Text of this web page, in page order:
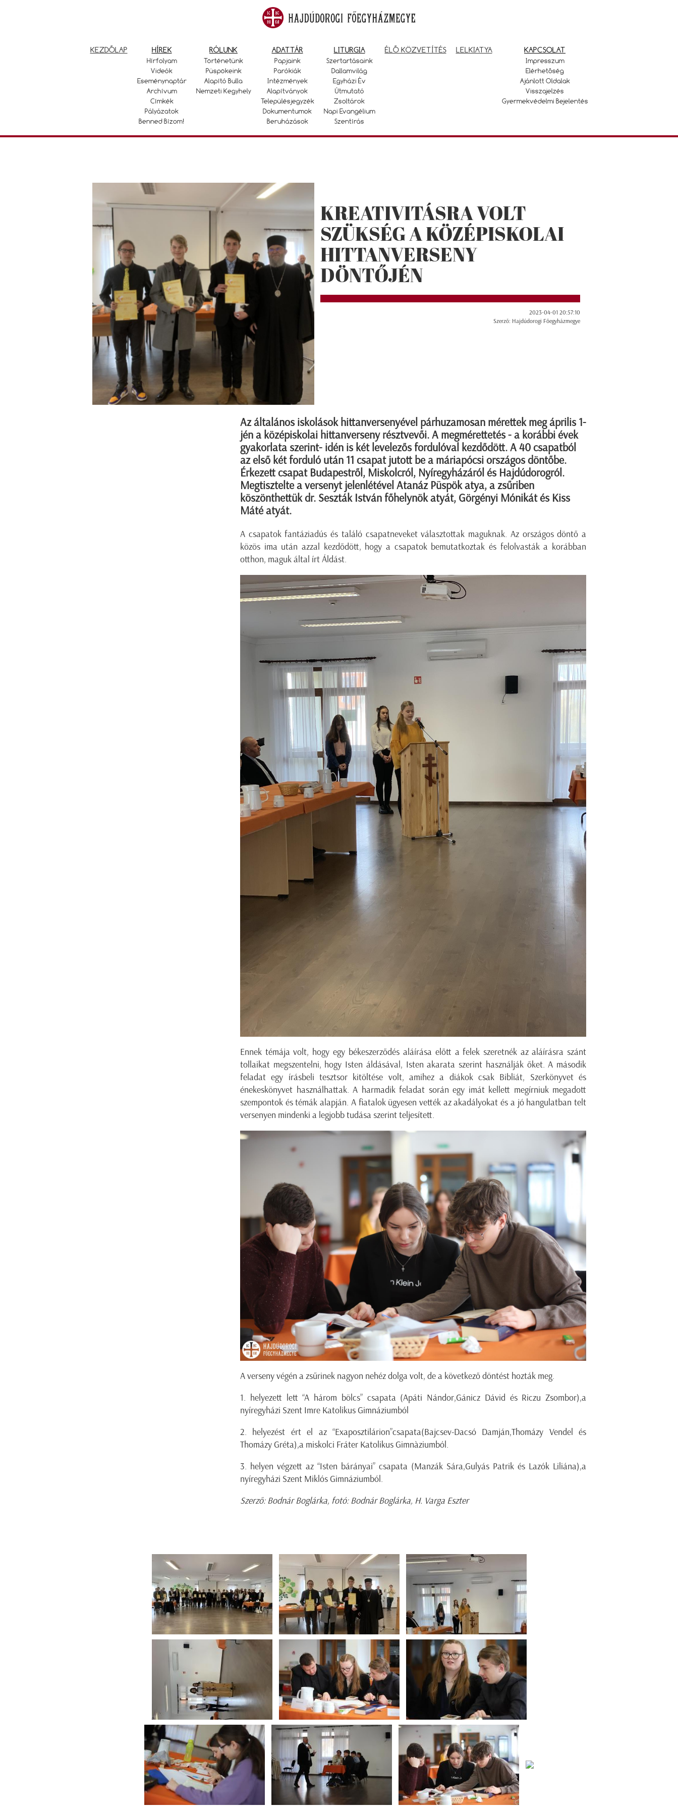
KEZDŐLAP HÍREK
Hírfolyam
Videók
Eseménynaptár
Archívum
Címkék
Pályázatok
Benned Bízom!
RÓLUNK
Történetünk
Püspökeink
Alapító Bulla
Nemzeti Kegyhely
ADATTÁR
Papjaink
Parókiák
Intézmények
Alapítványok
Településjegyzék
Dokumentumok
Beruházások
LITURGIA
Szertartásaink
Dallamvilág
Egyházi Év
Útmutató
Zsoltárok
Napi Evangélium
Szentírás
ÉLŐ KÖZVETÍTÉS LELKIATYA KAPCSOLAT
Impresszum
Elérhetőség
Ajánlott Oldalak
Visszajelzés
Gyermekvédelmi Bejelentés
KREATIVITÁSRA VOLT
SZÜKSÉG A KÖZÉPISKOLAI
HITTANVERSENY
DÖNTŐJÉN
2023-04-01 20:57:10
Szerző: Hajdúdorogi Főegyházmegye
Az általános iskolások hittanversenyével párhuzamosan mérettek meg április 1-
jén a középiskolai hittanverseny résztvevői. A megmérettetés - a korábbi évek
gyakorlata szerint- idén is két levelezős fordulóval kezdődött. A 40 csapatból
az első két forduló után 11 csapat jutott be a máriapócsi országos döntőbe.
Érkezett csapat Budapestről, Miskolcról, Nyíregyházáról és Hajdúdorogról.
Megtisztelte a versenyt jelenlétével Atanáz Püspök atya, a zsűriben
köszönthettük dr. Seszták István főhelynök atyát, Görgényi Mónikát és Kiss
Máté atyát.
A csapatok fantáziadús és találó csapatneveket választottak maguknak. Az országos döntő a
közös ima után azzal kezdődött, hogy a csapatok bemutatkoztak és felolvasták a korábban
otthon, maguk által írt Áldást.
Ennek témája volt, hogy egy békeszerződés aláírása előtt a felek szeretnék az aláírásra szánt
tollaikat megszentelni, hogy Isten áldásával, Isten akarata szerint használják őket. A második
feladat egy írásbeli tesztsor kitöltése volt, amihez a diákok csak Bibliát, Szerkönyvet és
énekeskönyvet használhattak. A harmadik feladat során egy imát kellett megírniuk megadott
szempontok és témák alapján. A fiatalok ügyesen vették az akadályokat és a jó hangulatban telt
versenyen mindenki a legjobb tudása szerint teljesített.
A verseny végén a zsűrinek nagyon nehéz dolga volt, de a következő döntést hozták meg.
1. helyezett lett “A három bölcs” csapata (Apáti Nándor,Gánicz Dávid és Riczu Zsombor),a
nyíregyházi Szent Imre Katolikus Gimnáziumból
2. helyezést ért el az “Exaposztilárion”csapata(Bajcsev-Dacsó Damján,Thomázy Vendel és
Thomázy Gréta),a miskolci Fráter Katolikus Gimnàziumból.
3. helyen végzett az “Isten bárányai” csapata (Manzák Sára,Gulyás Patrik és Lazók Liliána),a
nyíregyházi Szent Miklós Gimnáziumból.
Szerző: Bodnár Boglárka, fotó: Bodnár Boglárka, H. Varga Eszter